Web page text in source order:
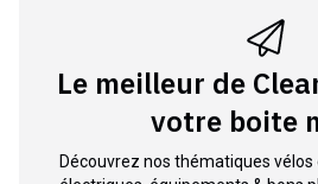
Le meilleur de
votre boite
Découvrez nos thématiques